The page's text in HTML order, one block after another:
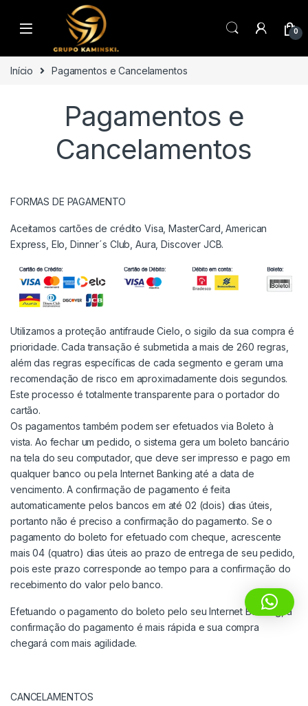
Saltar para navegação
Pular para o conteúdo
0
Início Pagamentos e Cancelamentos
Pagamentos e
Cancelamentos
FORMAS DE PAGAMENTO
Aceitamos cartões de crédito Visa, MasterCard, American
Express, Elo, Dinner´s Club, Aura, Discover JCB.
Utilizamos a proteção antifraude Cielo, o sigilo da sua compra é
prioridade. Cada transação é submetida a mais de 260 regras,
além das regras específicas de cada segmento e geram uma
recomendação de risco em aproximadamente dois segundos.
Este processo é totalmente transparente para o portador do
cartão.
Os pagamentos também podem ser efetuados via Boleto à
vista. Ao fechar um pedido, o sistema gera um boleto bancário
na tela do seu computador, que deve ser impresso e pago em
qualquer banco ou pela Internet Banking até a data de
vencimento. A confirmação de pagamento é feita
automaticamente pelos bancos em até 02 (dois) dias úteis,
portanto não é preciso a confirmação do pagamento. Se o
pagamento do boleto for efetuado com cheque, acrescente
mais 04 (quatro) dias úteis ao prazo de entrega de seu pedido,
pois este prazo corresponde ao tempo para a confirmação do
recebimento do valor pelo banco.
Efetuando o pagamento do boleto pelo seu Internet Banking, a
confirmação do pagamento é mais rápida e sua compra
chegará com mais agilidade.
CANCELAMENTOS